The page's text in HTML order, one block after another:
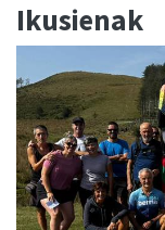
Ikusienak